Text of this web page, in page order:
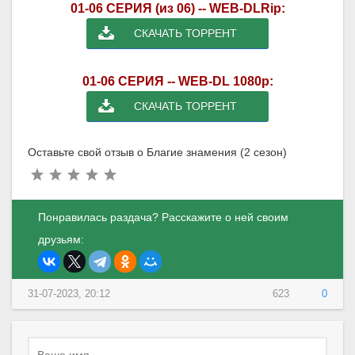
01-06 СЕРИЯ (из 06) -- WEB-DLRip:
СКАЧАТЬ ТОРРЕНТ
01-06 СЕРИЯ -- WEB-DL 1080p:
СКАЧАТЬ ТОРРЕНТ
Оставьте свой отзыв о Благие знамения (2 сезон)
Понравилась раздача? Расскажите о ней своим
друзьям:
623 0
31-07-2023, 20:12